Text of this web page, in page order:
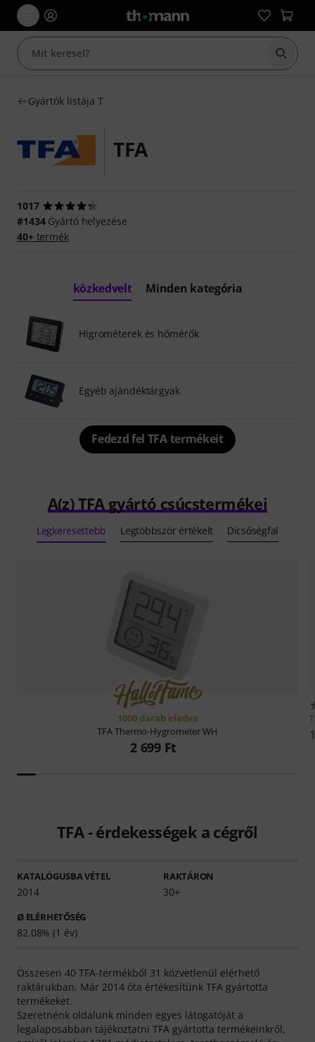
Gyártók listája T
TFA
1017
#1434Gyártó helyezése
40+termék
közkedvelt Minden kategória
Higrométerek és hőmérők
Egyéb ajándéktárgyak
Fedezd fel TFA termékeit
A(z) TFA gyártó csúcstermékei
Legkeresettebb Legtöbbször értékelt Dicsőségfal
1000 darab eladva
TFAThermo-Hygrometer WH
2 699 Ft
TFA - érdekességek a cégről
KATALÓGUSBA VÉTEL
2014
RAKTÁRON
30+
Ø ELÉRHETŐSÉG
82.08% (1 év)
Összesen 40 TFA-termékből 31 közvetlenül elérhető
raktárukban. Már 2014 óta értékesítünk TFA gyártotta
termékeket.
Szeretnénk oldalunk minden egyes látogatóját a
legalaposabban tájékoztatni TFA gyártotta termékeinkről,